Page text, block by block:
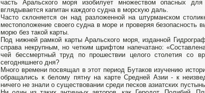
часть Аральского моря изобилует множеством опасных
вглядывается капитан каждого судна в морскую даль.
Часто склоняется он над разложенной на штурманском
местоположение своего судна в море и проверяя
морю без такой карты.
Под нижней рамкой карты Аральского моря, изданной
справа некрупным, но четким шрифтом напечатано:
чей бессмертный труд по прошествии целого столетия со
сегодняшнего дня?
Много времени посвящал в этот период Бутаков изучению
обращались к белому пятну на карте Средней Азии - к
ничего не знали о существовании среди песков азиатских